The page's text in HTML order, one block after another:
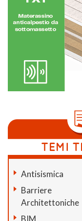
Antisismica
Barriere
Architettoniche
BIM